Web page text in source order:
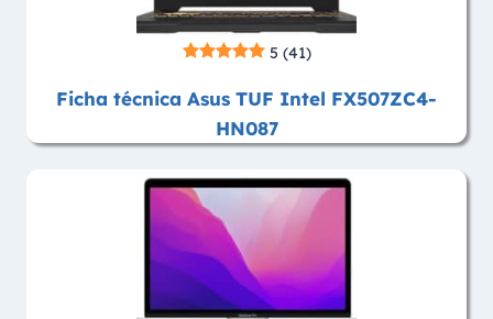
5 (41)
Ficha técnica Asus TUF Intel FX507ZC4-
HN087